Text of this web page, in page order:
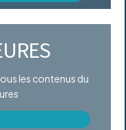
les contenus du